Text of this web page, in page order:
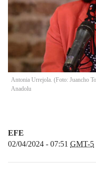
Antonia Urrejola. (Foto: Juancho
Anadolu
EFE
02/04/2024 - 07:51 GMT-5